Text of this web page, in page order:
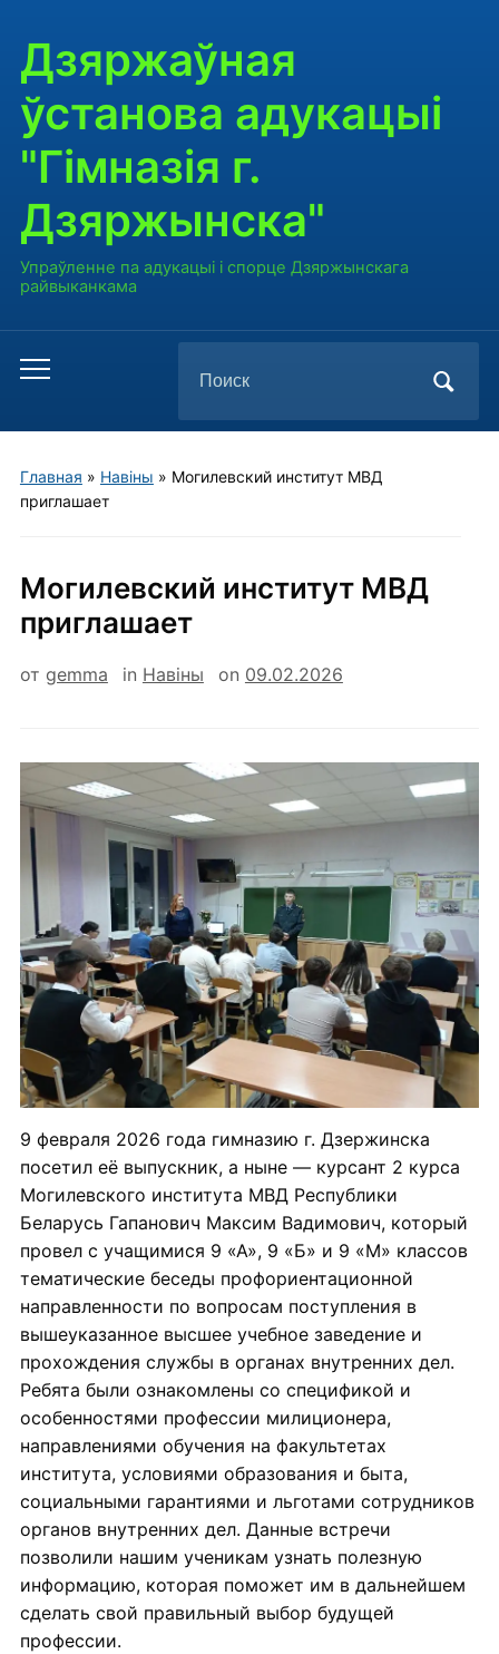
Дзяржаўная
ўстанова адукацыі
"Гімназія г.
Дзяржынска"
Упраўленне па адукацыі і спорце Дзяржынскага
райвыканкама
Переключить
меню
по:
Главная » Навiны » Могилевский институт МВД
приглашает
Могилевский институт МВД
приглашает
от gemma in Навiны on 09.02.2026
9 февраля 2026 года гимназию г. Дзержинска
посетил её выпускник, а ныне — курсант 2 курса
Могилевского института МВД Республики
Беларусь Гапанович Максим Вадимович, который
провел с учащимися 9 «А», 9 «Б» и 9 «М» классов
тематические беседы профориентационной
направленности по вопросам поступления в
вышеуказанное высшее учебное заведение и
прохождения службы в органах внутренних дел.
Ребята были ознакомлены со спецификой и
особенностями профессии милиционера,
направлениями обучения на факультетах
института, условиями образования и быта,
социальными гарантиями и льготами сотрудников
органов внутренних дел. Данные встречи
позволили нашим ученикам узнать полезную
информацию, которая поможет им в дальнейшем
сделать свой правильный выбор будущей
профессии.